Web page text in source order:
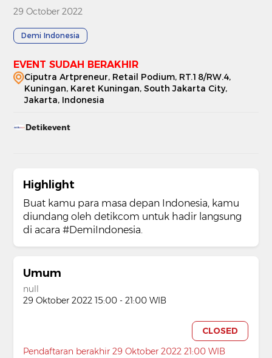
29 October 2022
Demi Indonesia
EVENT SUDAH BERAKHIR
Ciputra Artpreneur, Retail Podium, RT.18/RW.4,
Kuningan, Karet Kuningan, South Jakarta City,
Jakarta, Indonesia
Detikevent
Highlight
Buat kamu para masa depan Indonesia, kamu
diundang oleh detikcom untuk hadir langsung
di acara #DemiIndonesia.
Umum
null
29 Oktober 2022 15:00 - 21:00 WIB
CLOSED
Pendaftaran berakhir 29 Oktober 2022 21:00 WIB